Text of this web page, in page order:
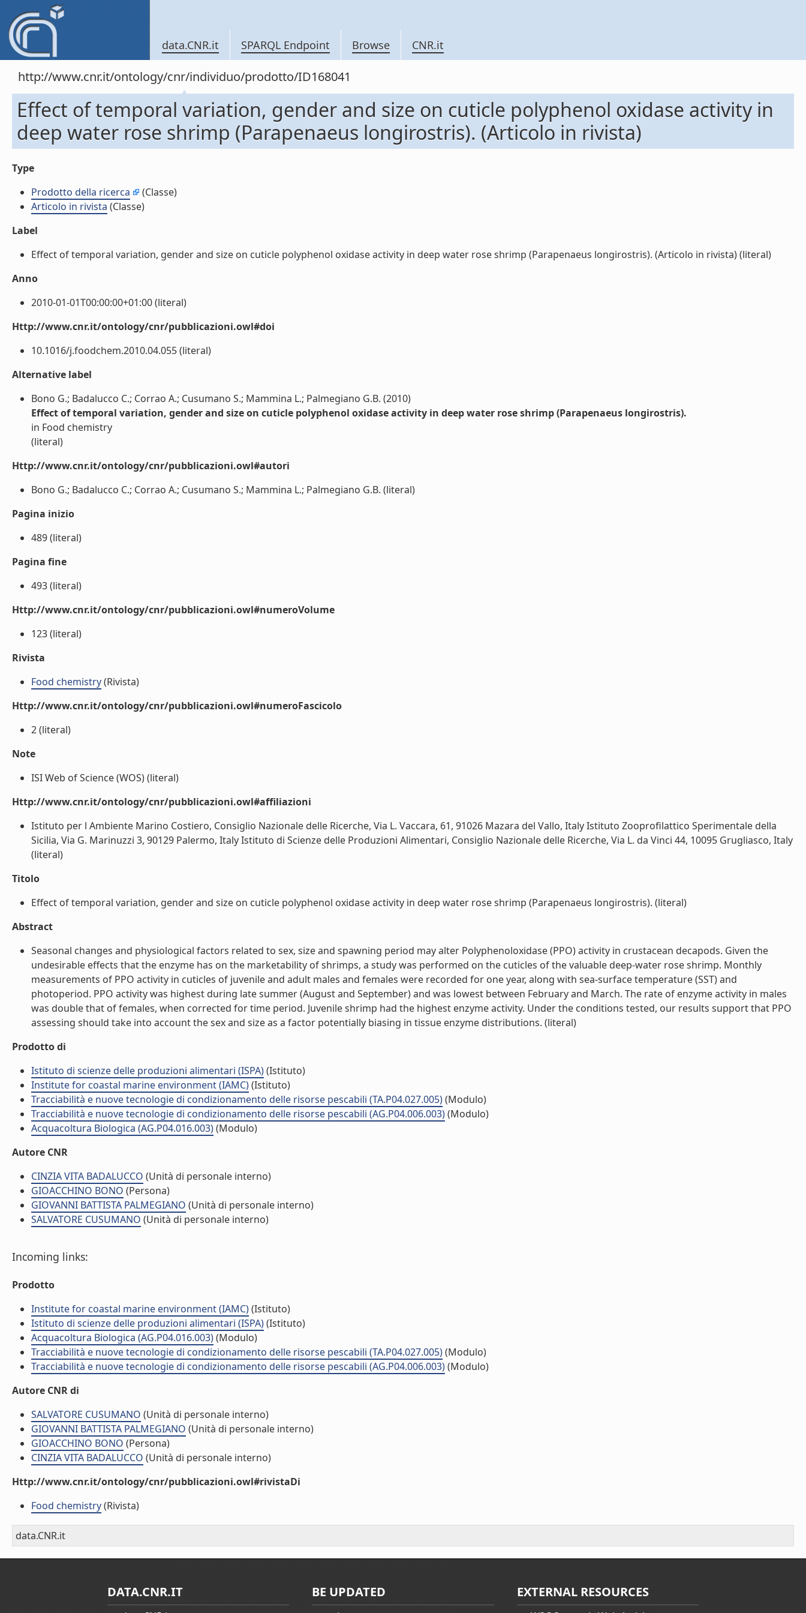
data.CNR.it SPARQL Endpoint Browse CNR.it
http://www.cnr.it/ontology/cnr/individuo/prodotto/ID168041
Effect of temporal variation, gender and size on cuticle polyphenol oxidase activity in
deep water rose shrimp (Parapenaeus longirostris). (Articolo in rivista)
Type
Prodotto della ricerca
(Classe)
Articolo in rivista (Classe)
Label
Effect of temporal variation, gender and size on cuticle polyphenol oxidase activity in deep water rose shrimp (Parapenaeus longirostris). (Articolo in rivista) (literal)
Anno
2010-01-01T00:00:00+01:00 (literal)
Http://www.cnr.it/ontology/cnr/pubblicazioni.owl#doi
10.1016/j.foodchem.2010.04.055 (literal)
Alternative label
Bono G.; Badalucco C.; Corrao A.; Cusumano S.; Mammina L.; Palmegiano G.B. (2010)
Effect of temporal variation, gender and size on cuticle polyphenol oxidase activity in deep water rose shrimp (Parapenaeus longirostris).
in Food chemistry
(literal)
Http://www.cnr.it/ontology/cnr/pubblicazioni.owl#autori
Bono G.; Badalucco C.; Corrao A.; Cusumano S.; Mammina L.; Palmegiano G.B. (literal)
Pagina inizio
489 (literal)
Pagina fine
493 (literal)
Http://www.cnr.it/ontology/cnr/pubblicazioni.owl#numeroVolume
123 (literal)
Rivista
Food chemistry(Rivista)
Http://www.cnr.it/ontology/cnr/pubblicazioni.owl#numeroFascicolo
2 (literal)
Note
ISI Web of Science (WOS) (literal)
Http://www.cnr.it/ontology/cnr/pubblicazioni.owl#affiliazioni
Istituto per l Ambiente Marino Costiero, Consiglio Nazionale delle Ricerche, Via L. Vaccara, 61, 91026 Mazara del Vallo, Italy Istituto Zooprofilattico Sperimentale della
Sicilia, Via G. Marinuzzi 3, 90129 Palermo, Italy Istituto di Scienze delle Produzioni Alimentari, Consiglio Nazionale delle Ricerche, Via L. da Vinci 44, 10095 Grugliasco, Italy
(literal)
Titolo
Effect of temporal variation, gender and size on cuticle polyphenol oxidase activity in deep water rose shrimp (Parapenaeus longirostris). (literal)
Abstract
Seasonal changes and physiological factors related to sex, size and spawning period may alter Polyphenoloxidase (PPO) activity in crustacean decapods. Given the
undesirable effects that the enzyme has on the marketability of shrimps, a study was performed on the cuticles of the valuable deep-water rose shrimp. Monthly
measurements of PPO activity in cuticles of juvenile and adult males and females were recorded for one year, along with sea-surface temperature (SST) and
photoperiod. PPO activity was highest during late summer (August and September) and was lowest between February and March. The rate of enzyme activity in males
was double that of females, when corrected for time period. Juvenile shrimp had the highest enzyme activity. Under the conditions tested, our results support that PPO
assessing should take into account the sex and size as a factor potentially biasing in tissue enzyme distributions. (literal)
Prodotto di
Istituto di scienze delle produzioni alimentari (ISPA)(Istituto)
Institute for coastal marine environment (IAMC)(Istituto)
Tracciabilità e nuove tecnologie di condizionamento delle risorse pescabili (TA.P04.027.005)(Modulo)
Tracciabilità e nuove tecnologie di condizionamento delle risorse pescabili (AG.P04.006.003)(Modulo)
Acquacoltura Biologica (AG.P04.016.003)(Modulo)
Autore CNR
CINZIA VITA BADALUCCO (Unità di personale interno)
GIOACCHINO BONO (Persona)
GIOVANNI BATTISTA PALMEGIANO (Unità di personale interno)
SALVATORE CUSUMANO (Unità di personale interno)
Incoming links:
Prodotto
Institute for coastal marine environment (IAMC)(Istituto)
Istituto di scienze delle produzioni alimentari (ISPA)(Istituto)
Acquacoltura Biologica (AG.P04.016.003)(Modulo)
Tracciabilità e nuove tecnologie di condizionamento delle risorse pescabili (TA.P04.027.005)(Modulo)
Tracciabilità e nuove tecnologie di condizionamento delle risorse pescabili (AG.P04.006.003)(Modulo)
Autore CNR di
SALVATORE CUSUMANO (Unità di personale interno)
GIOVANNI BATTISTA PALMEGIANO (Unità di personale interno)
GIOACCHINO BONO (Persona)
CINZIA VITA BADALUCCO (Unità di personale interno)
Http://www.cnr.it/ontology/cnr/pubblicazioni.owl#rivistaDi
Food chemistry(Rivista)
data.CNR.it
DATA.CNR.IT BE UPDATED EXTERNAL RESOURCES